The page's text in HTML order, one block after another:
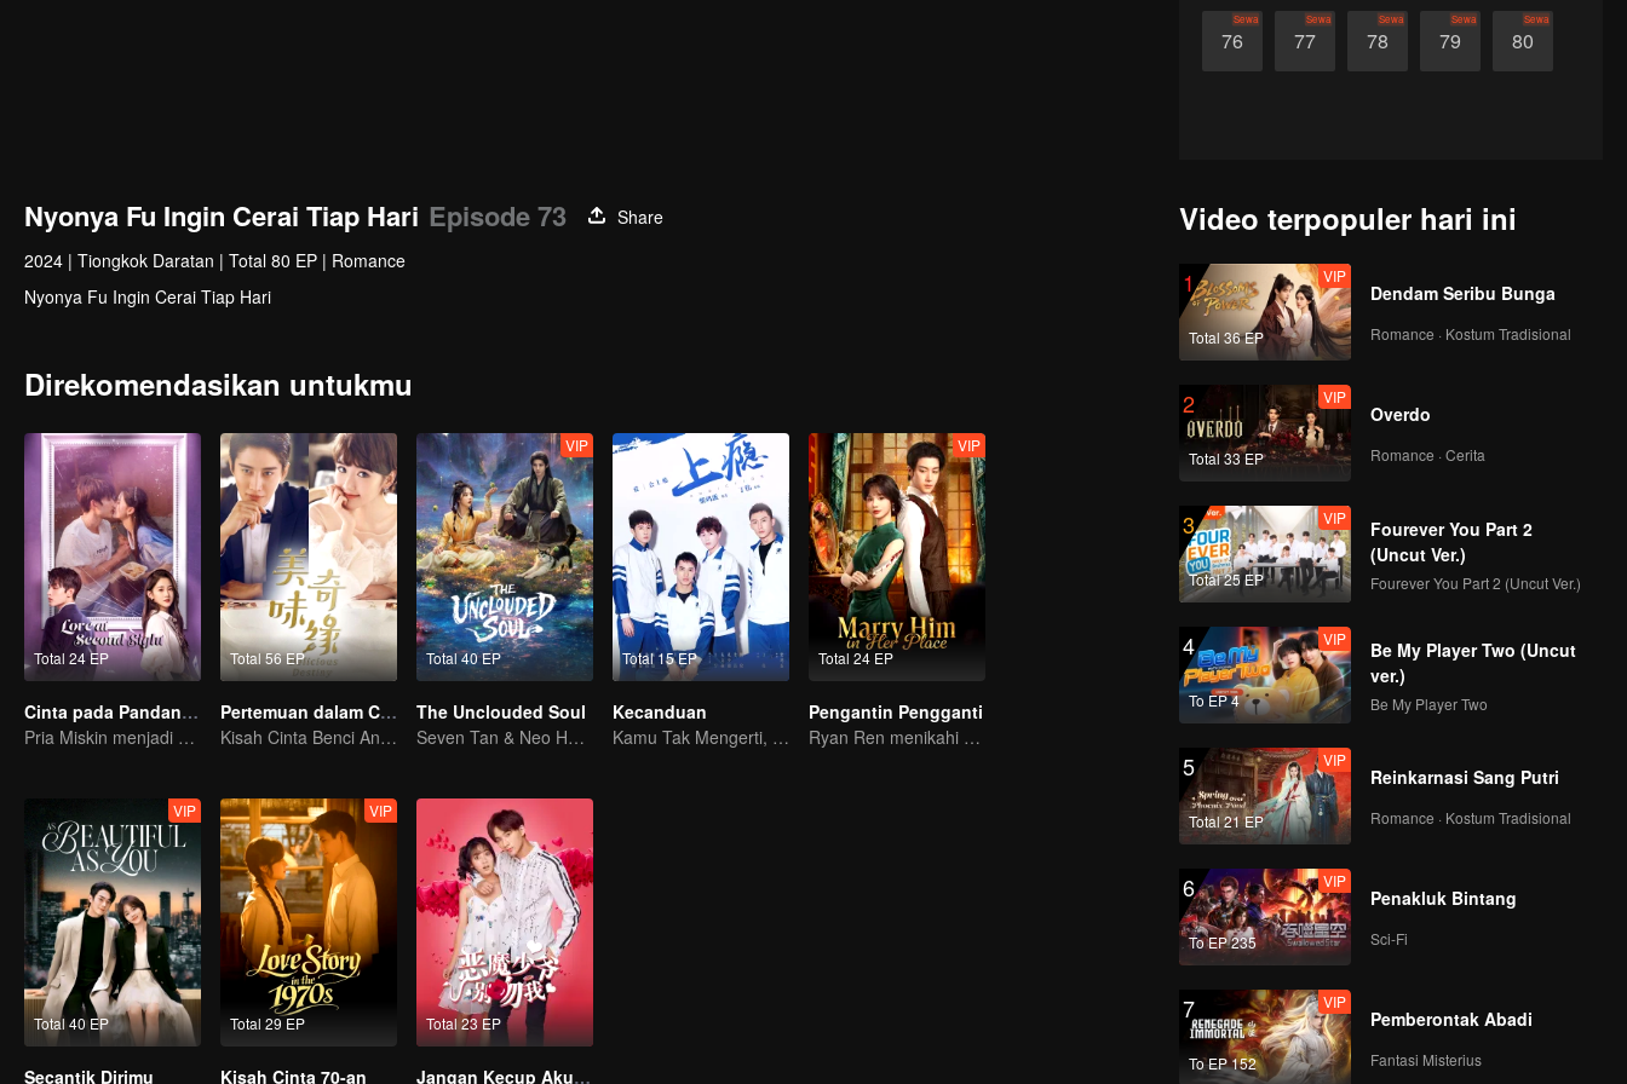
76
Sewa
77
Sewa
78
Sewa
79
Sewa
80
Sewa
Nyonya Fu Ingin Cerai Tiap Hari Episode 73
Share
2024 | Tiongkok Daratan | Total 80 EP | Romance
Nyonya Fu Ingin Cerai Tiap Hari
Direkomendasikan untukmu
Total 24 EP
Cinta pada Pandangan Kedua
Pria Miskin menjadi CEO untuk mengejar Mantannya
Total 56 EP
Pertemuan dalam Cita Rasa
Kisah Cinta Benci Antara Mike dan Mao Xiaotong
Total 40 EP
VIP
The Unclouded Soul
Seven Tan & Neo Hou ubah benci jadi cinta
Total 15 EP
Kecanduan
Kamu Tak Mengerti, Ini Juga Cinta
Total 24 EP
VIP
Pengantin Pengganti
Ryan Ren menikahi wanita beridentitas ganda?
Total 40 EP
VIP
Secantik Dirimu
Total 29 EP
VIP
Kisah Cinta 70-an
Total 23 EP
Jangan Kecup Aku Tuan Iblis
Video terpopuler hari ini
1
Total 36 EP
VIP
Dendam Seribu Bunga
Romance · Kostum Tradisional
2
Total 33 EP
VIP
Overdo
Romance · Cerita
3
Total 25 EP
VIP
Fourever You Part 2
(Uncut Ver.)
Fourever You Part 2 (Uncut Ver.)
4
To EP 4
VIP
Be My Player Two (Uncut
ver.)
Be My Player Two
5
Total 21 EP
VIP
Reinkarnasi Sang Putri
Romance · Kostum Tradisional
6
To EP 235
VIP
Penakluk Bintang
Sci-Fi
7
To EP 152
VIP
Pemberontak Abadi
Fantasi Misterius